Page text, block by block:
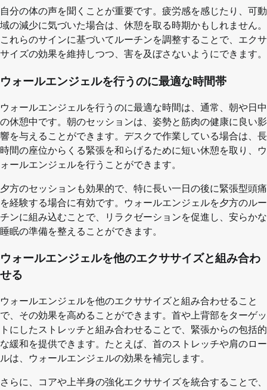
自分の体の声を聞くことが重要です。疲労感を感じたり、可動
域の減少に気づいた場合は、休憩を取る時期かもしれません。
これらのサインに基づいてルーチンを調整することで、エクサ
サイズの効果を維持しつつ、害を及ぼさないようにできます。
ウォールエンジェルを行うのに最適な時間帯
ウォールエンジェルを行うのに最適な時間は、通常、朝や日中
の休憩中です。朝のセッションは、姿勢と筋肉の健康に良い影
響を与えることができます。デスクで作業している場合は、長
時間の座位からくる緊張を和らげるために短い休憩を取り、ウ
ォールエンジェルを行うことができます。
夕方のセッションも効果的で、特に長い一日の後に緊張型頭痛
を経験する場合に有効です。ウォールエンジェルを夕方のルー
チンに組み込むことで、リラクゼーションを促進し、安らかな
睡眠の準備を整えることができます。
ウォールエンジェルを他のエクササイズと組み合わ
せる
ウォールエンジェルを他のエクササイズと組み合わせること
で、その効果を高めることができます。首や上背部をターゲッ
トにしたストレッチと組み合わせることで、緊張からの包括的
な緩和を提供できます。たとえば、首のストレッチや肩のロー
ルは、ウォールエンジェルの効果を補完します。
さらに、コアや上半身の強化エクササイズを統合することで、